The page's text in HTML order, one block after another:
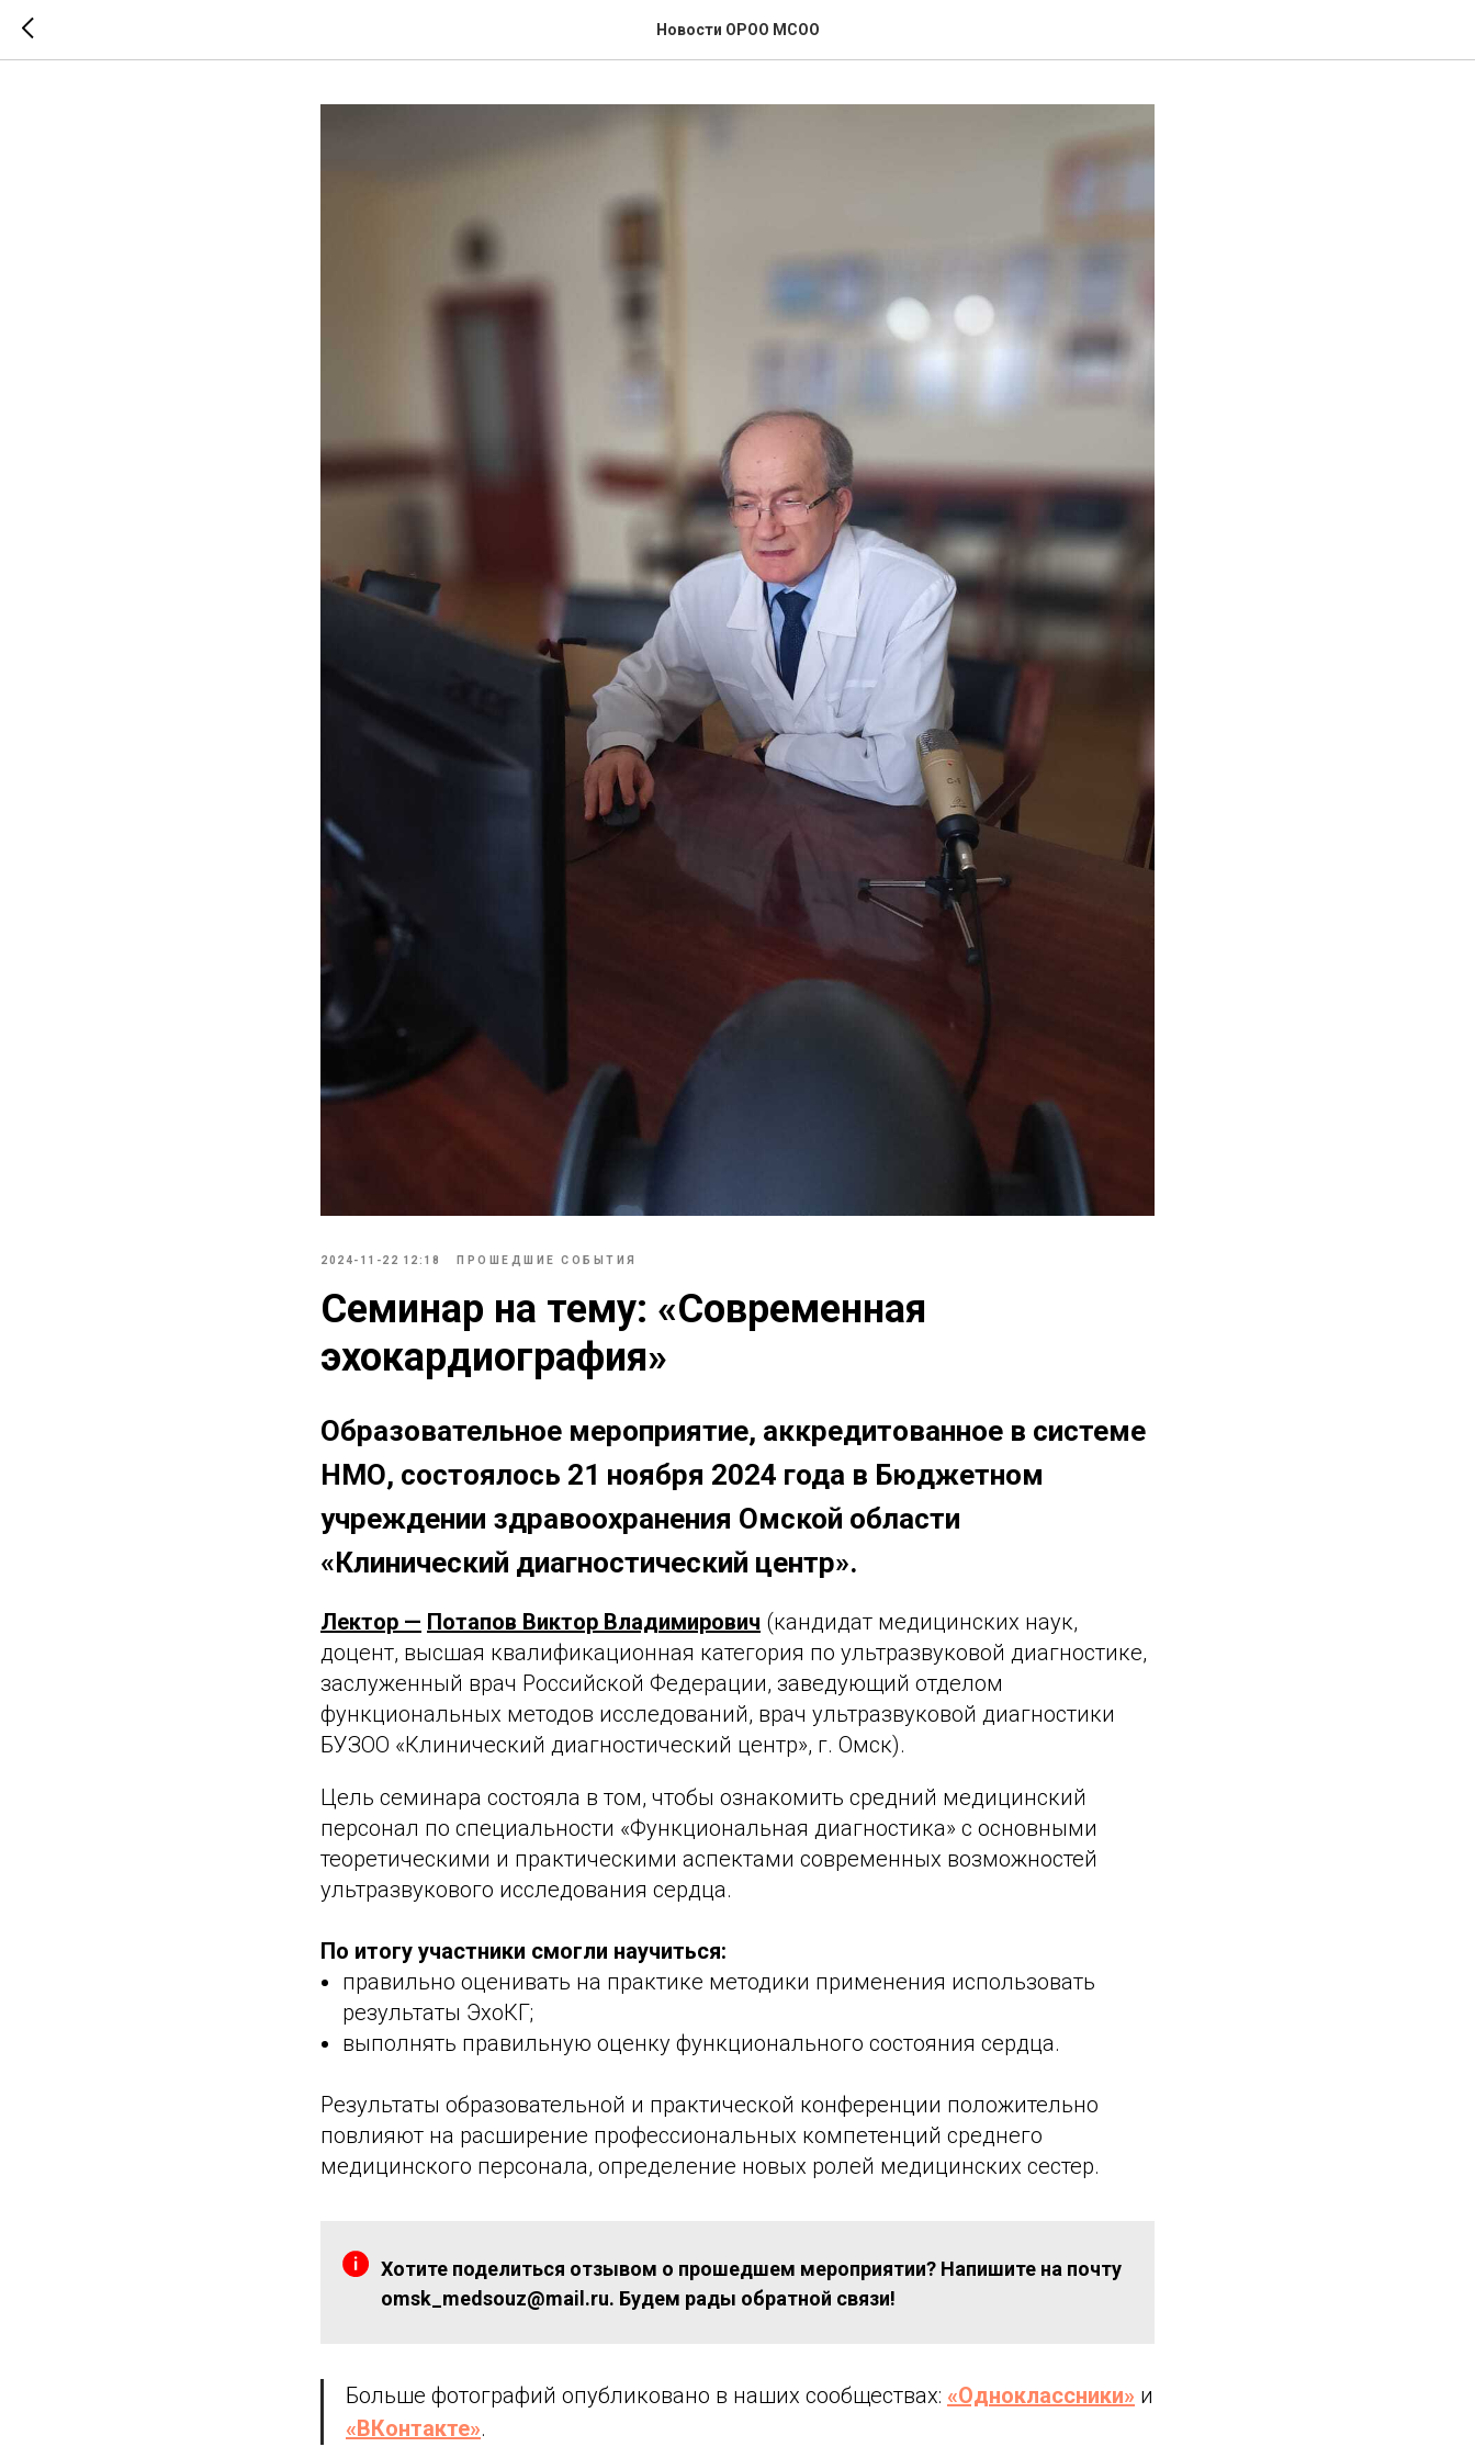
Новости ОРОО МСОО
2024-11-22 12:18 ПРОШЕДШИЕ СОБЫТИЯ
Семинар на тему: «Современная
эхокардиография»
Образовательное мероприятие, аккредитованное в системе
НМО, состоялось 21 ноября 2024 года в Бюджетном
учреждении здравоохранения Омской области
«Клинический диагностический центр».
Лектор — Потапов Виктор Владимирович (кандидат медицинских наук,
доцент, высшая квалификационная категория по ультразвуковой диагностике,
заслуженный врач Российской Федерации, заведующий отделом
функциональных методов исследований, врач ультразвуковой диагностики
БУЗОО «Клинический диагностический центр», г. Омск).
Цель семинара состояла в том, чтобы ознакомить средний медицинский
персонал по специальности «Функциональная диагностика» с основными
теоретическими и практическими аспектами современных возможностей
ультразвукового исследования сердца.
По итогу участники смогли научиться:
правильно оценивать на практике методики применения использовать
результаты ЭхоКГ;
выполнять правильную оценку функционального состояния сердца.
Результаты образовательной и практической конференции положительно
повлияют на расширение профессиональных компетенций среднего
медицинского персонала, определение новых ролей медицинских сестер.
Хотите поделиться отзывом о прошедшем мероприятии? Напишите на почту
omsk_medsouz@mail.ru. Будем рады обратной связи!
Больше фотографий опубликовано в наших сообществах: «Одноклассники» и
«ВКонтакте».